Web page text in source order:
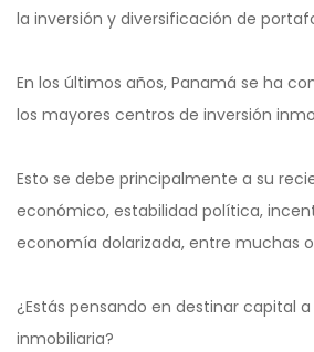
la inversión y diversificación de
En los últimos años, Panamá se ha
los mayores centros de inversión
Esto se debe principalmente a su
económico, estabilidad política,
economía dolarizada, entre muchas
¿Estás pensando en destinar capital
inmobiliaria?